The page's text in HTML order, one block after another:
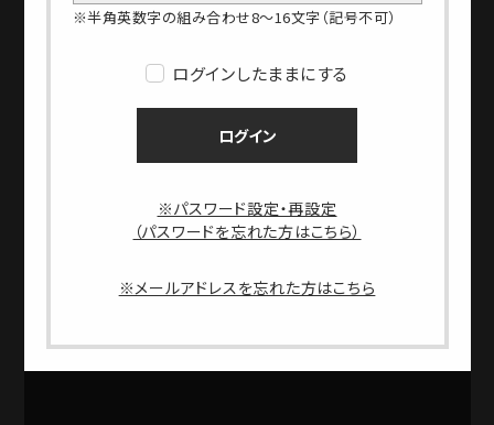
※半角英数字の組み合わせ8～16文字（記号不可）
ログインしたままにする
ログイン
※パスワード設定・再設定
（パスワードを忘れた方はこちら）
※メールアドレスを忘れた方はこちら